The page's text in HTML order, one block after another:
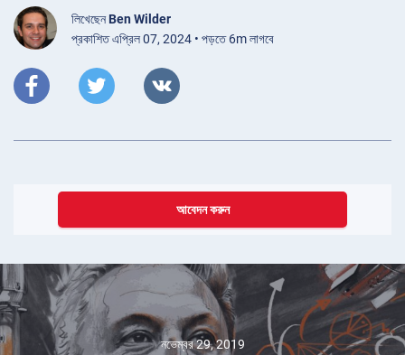
লিখেছেনBen Wilder
প্রকাশিত এপ্রিল 07, 2024 • পড়তে 6m লাগবে
আবেদন করুন
নভেম্বর 29, 2019